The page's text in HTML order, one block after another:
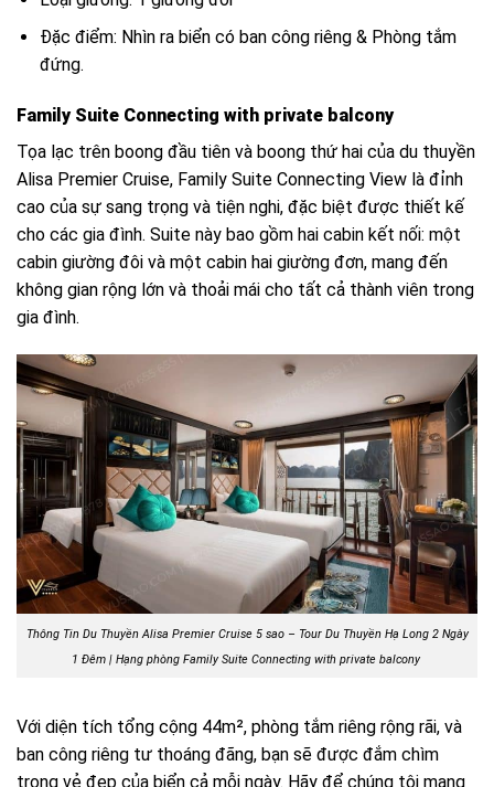
Đặc điểm: Nhìn ra biển có ban công riêng & Phòng tắm
đứng.
Family Suite Connecting with private balcony
Tọa lạc trên boong đầu tiên và boong thứ hai của du thuyền
Alisa Premier Cruise, Family Suite Connecting View là đỉnh
cao của sự sang trọng và tiện nghi, đặc biệt được thiết kế
cho các gia đình. Suite này bao gồm hai cabin kết nối: một
cabin giường đôi và một cabin hai giường đơn, mang đến
không gian rộng lớn và thoải mái cho tất cả thành viên trong
gia đình.
Thông Tin Du Thuyền Alisa Premier Cruise 5 sao – Tour Du Thuyền Hạ Long 2 Ngày
1 Đêm | Hạng phòng Family Suite Connecting with private balcony
Với diện tích tổng cộng 44m², phòng tắm riêng rộng rãi, và
ban công riêng tư thoáng đãng, bạn sẽ được đắm chìm
trong vẻ đẹp của biển cả mỗi ngày. Hãy để chúng tôi mang